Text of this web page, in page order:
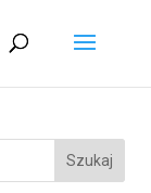
Szukaj